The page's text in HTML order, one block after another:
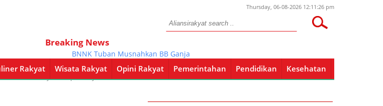
Thursday, 06-08-2026 12:11:26 pm
Breaking News
BNNK Tuban Musnahkan BB Ganja 1,5 Kg
Rakyat Wisata Rakyat Opini Rakyat Pemerintahan Pendidikan Kesehatan
Wisata Rakyat Opini Rakyat Pemerintahan Pendidikan Kesehatan